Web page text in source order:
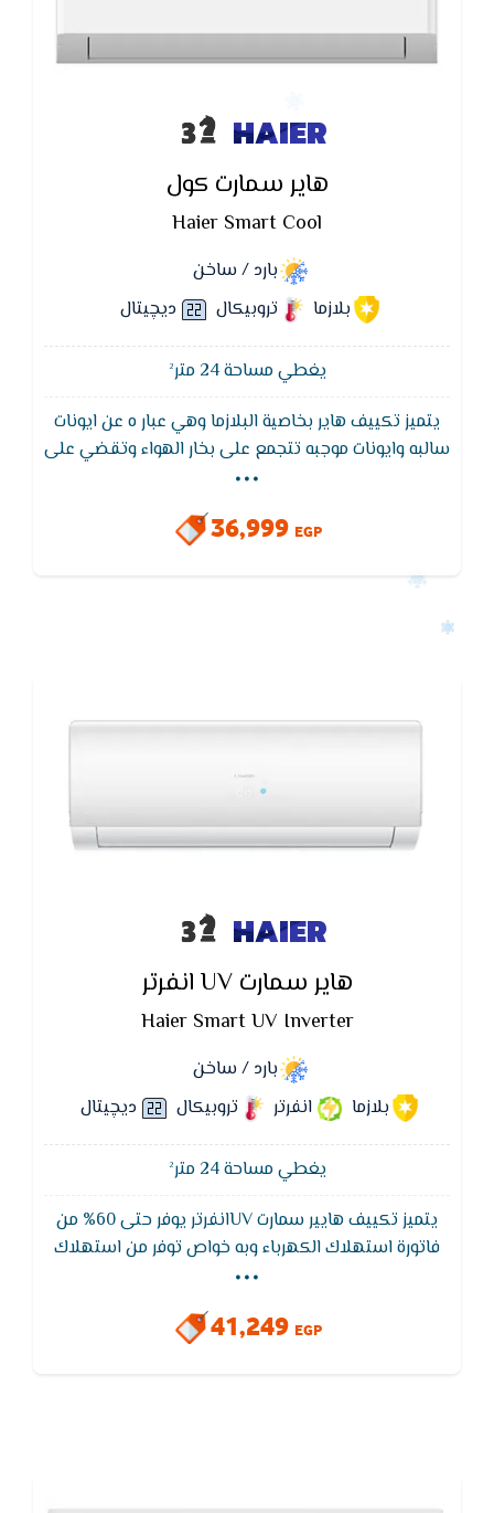
HAIER
هاير سمارت كول
Haier Smart Cool
بارد / ساخن
بلازما
تروبيكال ديچيتال
يغطي مساحة 24 متر²
يتميز تكييف هاير بخاصية البلازما وهي عبار ه عن ايونات
سالبه وايونات موجبه تتجمع على بخار الهواء وتقضي على
الجراثيم والميكروبات العالقه به حيث انها تحتوي على
الهيدروجين الذي يلتصق باي جرثومه فيحللها ويقضي
...
36,999 EGP
HAIER
هاير سمارت UV انفرتر
Haier Smart UV Inverter
بارد / ساخن
بلازما
انفرتر تروبيكال ديچيتال
يغطي مساحة 24 متر²
يتميز تكييف هايير سمارت UVانفرتر يوفر حتى 60% من
فاتورة استهلاك الكهرباء وبه خواص توفر من استهلاك
درجه مئويه
...
41,249 EGP